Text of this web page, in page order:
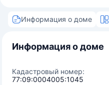
Информация о доме
Информация о доме
Кадастровый номер:
77:09:0004005:1045